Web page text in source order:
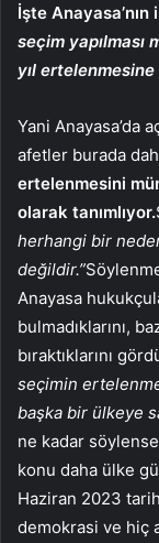
İşte
seçim yapılması
yıl
Yani Anayasa’da
afetler burada
ertelenmesini
olarak tanımlıyor.
herhangi bir
değildir.”
Anayasa
bulmadıklarını,
bıraktıklarını
seçimin
başka bir ülkeye
ne kadar
konu daha ülke
Haziran 2023
demokrasi ve hiç